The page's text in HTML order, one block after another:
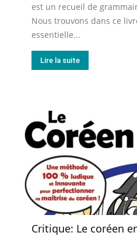
est un recueil de
Nous trouvons dans ce
essentielle...
Lire la suite
Critique: Le coréen